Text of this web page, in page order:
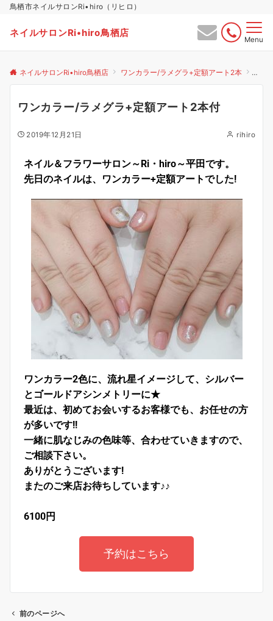
鳥栖市ネイルサロンRi•hiro（リヒロ）
ネイルサロンRi•hiro鳥栖店
Menu
ネイルサロンRi•hiro鳥栖店 ワンカラー/ラメグラ+定額アート2本 ワン
ワンカラー/ラメグラ+定額アート2本付
2019年12月21日 rihiro
ネイル＆フラワーサロン～Ri・hiro～平田です。
先日のネイルは、ワンカラー+定額アートでした!
ワンカラー2色に、流れ星イメージして、シルバー
とゴールドアシンメトリーに★
最近は、初めてお会いするお客様でも、お任せの方
が多いです!!
一緒に肌なじみの色味等、合わせていきますので、
ご相談下さい。
ありがとうございます!
またのご来店お待ちしています♪♪
6100円
予約はこちら
前のページへ